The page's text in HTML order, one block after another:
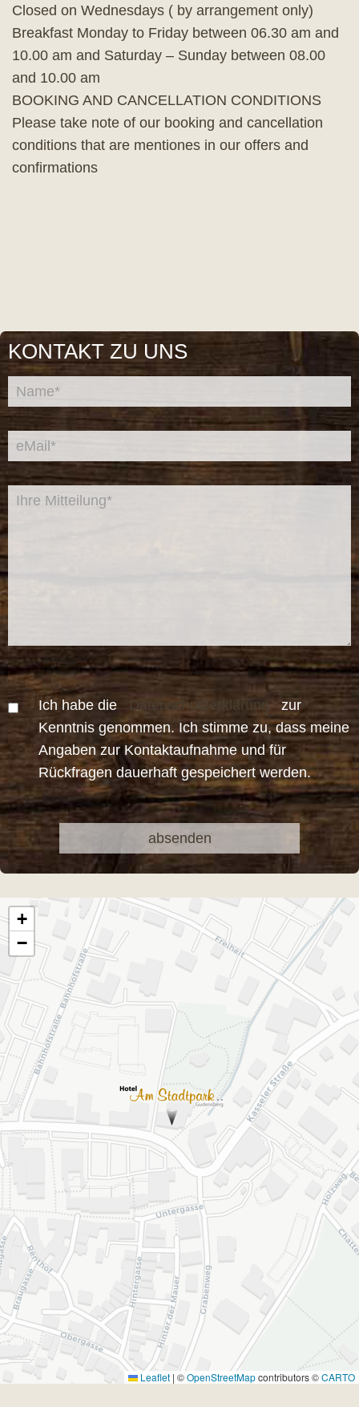
Closed on Wednesdays ( by arrangement only)
Breakfast Monday to Friday between 06.30 am and
10.00 am and Saturday – Sunday between 08.00
and 10.00 am
BOOKING AND CANCELLATION CONDITIONS
Please take note of our booking and cancellation
conditions that are mentiones in our offers and
confirmations
KONTAKT ZU UNS
Ich habe die Datenschutzerklärung zur
Kenntnis genommen. Ich stimme zu, dass meine
Angaben zur Kontaktaufnahme und für
Rückfragen dauerhaft gespeichert werden.
Bitte
lasse
dieses
Bitte
lasse
dieses
+
−
Leaflet | ©OpenStreetMapcontributors ©CARTO